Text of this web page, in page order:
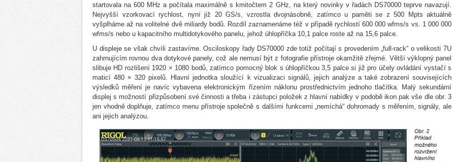
startovala na 600 MHz a počítala maximálně s kmitočtem 2 GHz, na který novinky v řadách DS70000 teprve navazují.
Nejvyšší vzorkovací rychlost, nyní již 20 GS/s, vzrostla dvojnásobně, zatímco u paměti se z 500 Mpts aktuálně
vyšplháme až na volitelné dvě miliardy bodů. Rozdíl zaznamenáme též v případě rychlostí 600 000 wfms/s vs. 1 000 000
wfms/s nebo u kapacitního multidotykového panelu, jehož úhlopříčka 10,1 palce roste až na 15,6 palce.
U displeje se však chvíli zastavíme. Osciloskopy řady DS70000 zde totiž počítají s provedením „full-rack“ o velikosti 7U
zahrnujícím rovnou dva dotykové panely, což ale nemusí být z fotografie přístroje okamžitě zřejmé. Větší výklopný panel
slibuje HD rozlišení 1920 × 1080 bodů, zatímco pomocný blok s úhlopříčkou 3,5 palce si již pro účely ovládání vystačí s
maticí 480 × 320 pixelů. Hlavní jednotka sloužící k vizualizaci signálů, jejich analýze a také zobrazení souvisejících
výsledků měření je navíc vybavena elektronickým řízením náklonu prostřednictvím jednoho tlačítka. Malý sekundární
displej s možností přizpůsobení své činnosti a třeba i zástupci položek z hlavní nabídky v podobě ikon pak vše dle obr. 3
jen vhodně doplňuje, zatímco menu přístroje společně s dalšími funkcemi „nemíchá“ dohromady s měřením, signály, ale
ani jejich analýzou.